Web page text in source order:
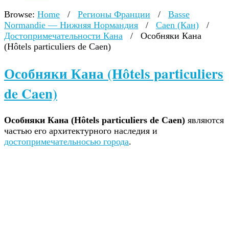
Browse: Home / Регионы Франции /
Basse
Normandie — Нижняя Нормандия
/ Caen (Кан)
/
Достопримечательности Кана
/
Особняки Кана
(Hôtels particuliers de Caen)
Особняки Кана (Hôtels particuliers
de Caen)
Особняки Кана (Hôtels particuliers de Caen) являются
частью его архитектурного наследия и
достопримечательносью города.